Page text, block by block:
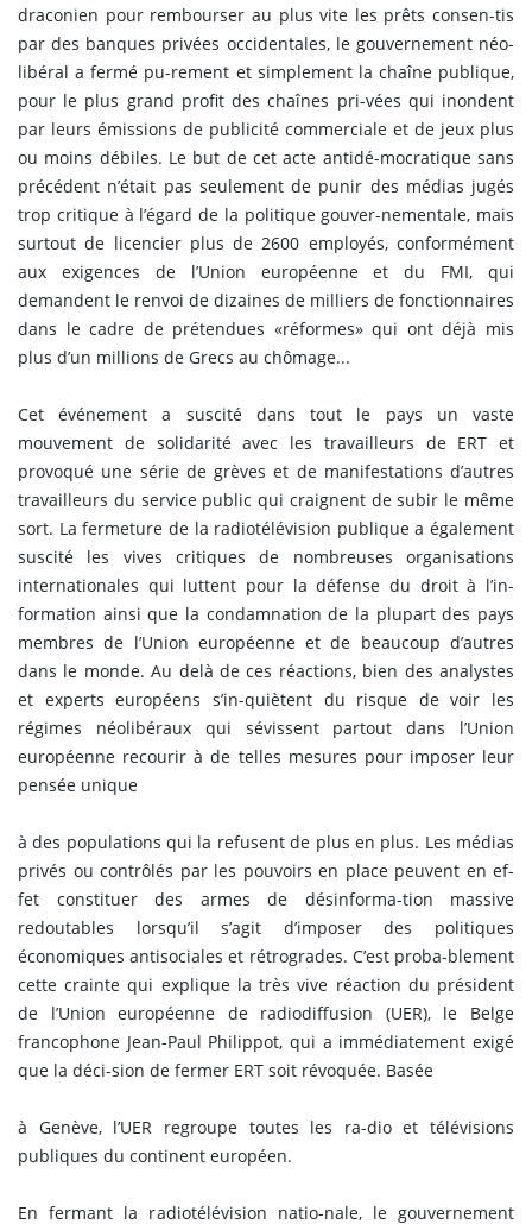
draconien pour rembourser au plus vite les prêts consen-tis
par des banques privées occidentales, le gouvernement néo-
libéral a fermé pu-rement et simplement la chaîne publique,
pour le plus grand profit des chaînes pri-vées qui inondent
par leurs émissions de publicité commerciale et de jeux plus
ou moins débiles. Le but de cet acte antidé-mocratique sans
précédent n’était pas seulement de punir des médias jugés
trop critique à l’égard de la politique gouver-nementale, mais
surtout de licencier plus de 2600 employés, conformément
aux exigences de l’Union européenne et du FMI, qui
demandent le renvoi de dizaines de milliers de fonctionnaires
dans le cadre de prétendues «réformes» qui ont déjà mis
plus d’un millions de Grecs au chômage...
Cet événement a suscité dans tout le pays un vaste
mouvement de solidarité avec les travailleurs de ERT et
provoqué une série de grèves et de manifestations d’autres
travailleurs du service public qui craignent de subir le même
sort. La fermeture de la radiotélévision publique a également
suscité les vives critiques de nombreuses organisations
internationales qui luttent pour la défense du droit à l’in-
formation ainsi que la condamnation de la plupart des pays
membres de l’Union européenne et de beaucoup d’autres
dans le monde. Au delà de ces réactions, bien des analystes
et experts européens s’in-quiètent du risque de voir les
régimes néolibéraux qui sévissent partout dans l’Union
européenne recourir à de telles mesures pour imposer leur
pensée unique
à des populations qui la refusent de plus en plus. Les médias
privés ou contrôlés par les pouvoirs en place peuvent en ef-
fet constituer des armes de désinforma-tion massive
redoutables lorsqu’il s’agit d’imposer des politiques
économiques antisociales et rétrogrades. C’est proba-blement
cette crainte qui explique la très vive réaction du président
de l’Union européenne de radiodiffusion (UER), le Belge
francophone Jean-Paul Philippot, qui a immédiatement exigé
que la déci-sion de fermer ERT soit révoquée. Basée
à Genève, l’UER regroupe toutes les ra-dio et télévisions
publiques du continent européen.
En fermant la radiotélévision natio-nale, le gouvernement